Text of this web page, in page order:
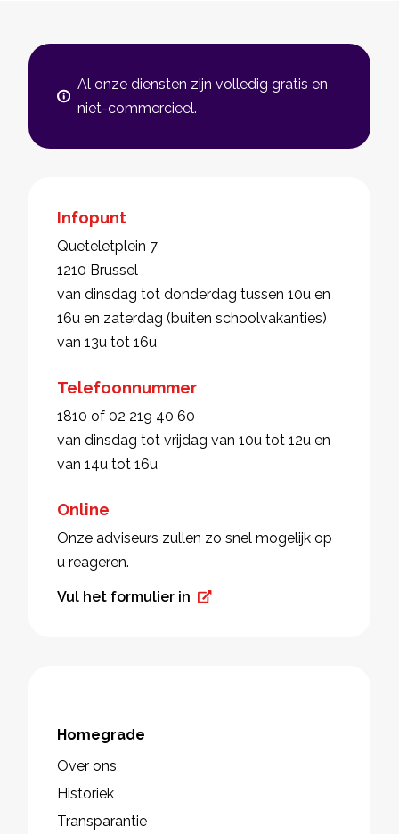
Al onze diensten zijn volledig gratis en
niet-commercieel.
Infopunt
Queteletplein 7
1210 Brussel
van dinsdag tot donderdag tussen 10u en
16u en zaterdag (buiten schoolvakanties)
van 13u tot 16u
Telefoonnummer
1810 of 02 219 40 60
van dinsdag tot vrijdag van 10u tot 12u en
van 14u tot 16u
Online
Onze adviseurs zullen zo snel mogelijk op
u reageren.
Vul het formulier in
Homegrade
Over ons
Historiek
Transparantie